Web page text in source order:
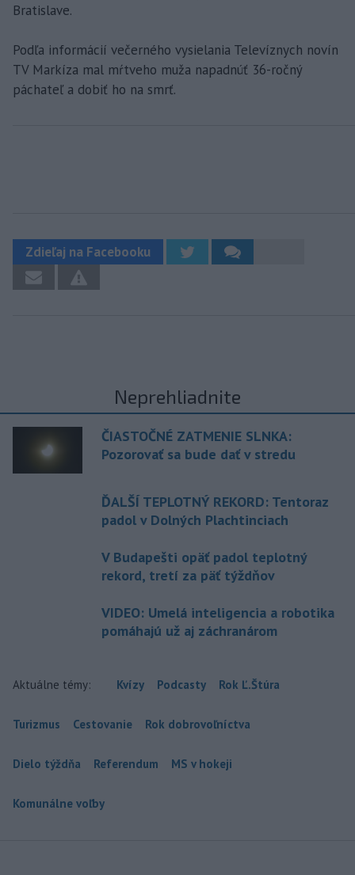
Bratislave.
Podľa informácií večerného vysielania Televíznych novín
TV Markíza mal mŕtveho muža napadnúť 36-ročný
páchateľ a dobiť ho na smrť.
Zdieľaj na Facebooku
Neprehliadnite
ČIASTOČNÉ ZATMENIE SLNKA:
Pozorovať sa bude dať v stredu
ĎALŠÍ TEPLOTNÝ REKORD: Tentoraz
padol v Dolných Plachtinciach
V Budapešti opäť padol teplotný
rekord, tretí za päť týždňov
VIDEO: Umelá inteligencia a robotika
pomáhajú už aj záchranárom
Aktuálne témy: Kvízy Podcasty Rok Ľ.Štúra
Turizmus Cestovanie Rok dobrovoľníctva
Dielo týždňa Referendum MS v hokeji
Komunálne voľby